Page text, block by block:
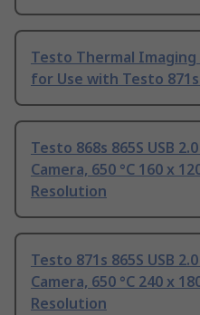
Testo Thermal
for Use with Testo
Testo 868s 865S USB
Camera, 650 °C 160 x
Resolution
Testo 871s 865S USB
Camera, 650 °C 240 x
Resolution